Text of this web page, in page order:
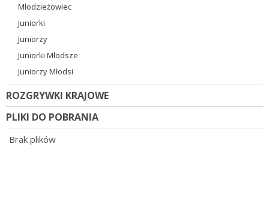
Młodzieżowiec
Juniorki
Juniorzy
Juniorki Młodsze
Juniorzy Młodsi
ROZGRYWKI KRAJOWE
PLIKI DO POBRANIA
Brak plików